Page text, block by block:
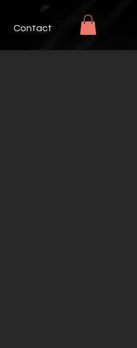
Contact